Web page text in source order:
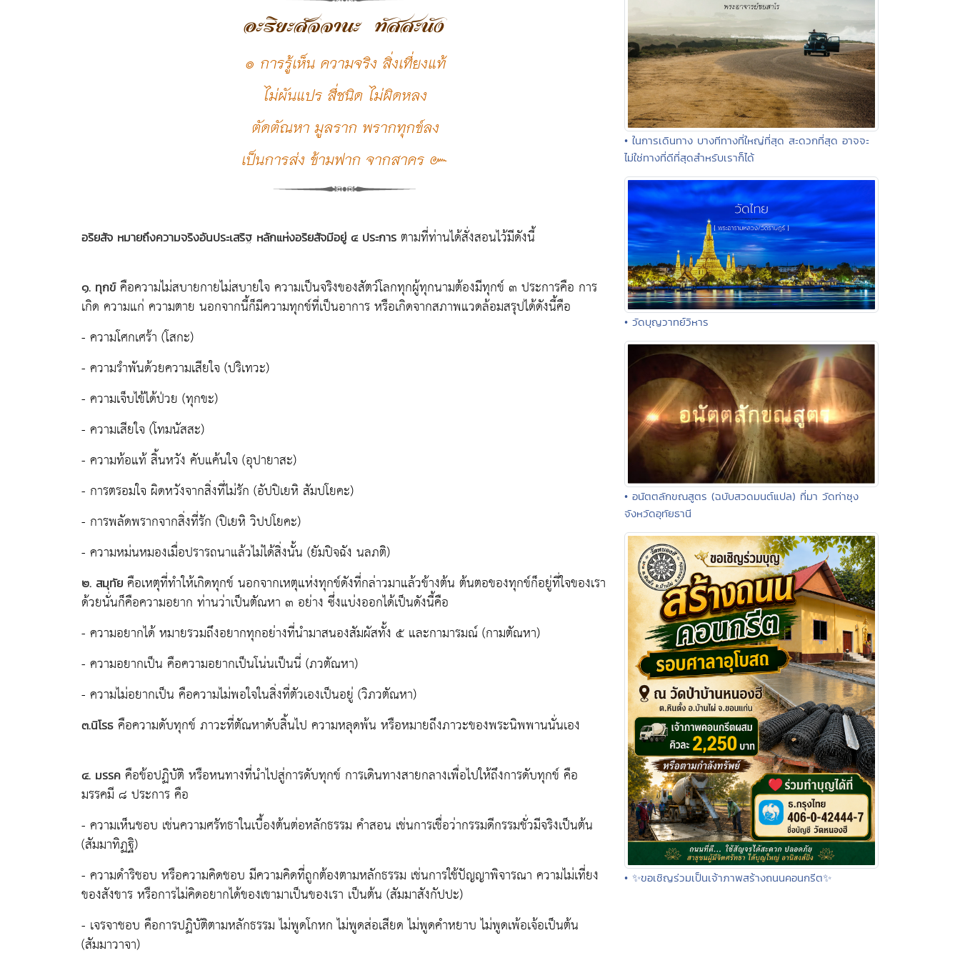
อะริยะสัจจานะ ทัสสะนัง
๏ การรู้เห็น ความจริง สิ่งเที่ยงแท้
ไม่ผันแปร สี่ชนิด ไม่ผิดหลง
ตัดตัณหา มูลราก พรากทุกข์ลง
เป็นการส่ง ข้ามฟาก จากสาคร ๛
อริยสัจ หมายถึงความจริงอันประเสริฐ หลักแห่งอริยสัจมีอยู่ ๔ ประการ ตามที่ท่านได้สั่งสอนไว้มีดังนี้
๑. ทุกข์ คือความไม่สบายกายไม่สบายใจ ความเป็นจริงของสัตว์โลกทุกผู้ทุกนามต้องมีทุกข์ ๓ ประการคือ การ
เกิด ความแก่ ความตาย นอกจากนี้ก็มีความทุกข์ที่เป็นอาการ หรือเกิดจากสภาพแวดล้อมสรุปได้ดังนี้คือ
- ความโศกเศร้า (โสกะ)
- ความรำพันด้วยความเสียใจ (ปริเทวะ)
- ความเจ็บไข้ได้ป่วย (ทุกขะ)
- ความเสียใจ (โทมนัสสะ)
- ความท้อแท้ สิ้นหวัง คับแค้นใจ (อุปายาสะ)
- การตรอมใจ ผิดหวังจากสิ่งที่ไม่รัก (อัปปิเยหิ สัมปโยคะ)
- การพลัดพรากจากสิ่งที่รัก (ปิเยหิ วิปปโยคะ)
- ความหม่นหมองเมื่อปรารถนาแล้วไม่ได้สิ่งนั้น (ยัมปิจฉัง นลภติ)
๒. สมุทัย คือเหตุที่ทำให้เกิดทุกข์ นอกจากเหตุแห่งทุกข์ดังที่กล่าวมาแล้วข้างต้น ต้นตอของทุกข์ก็อยู่ที่ใจของเรา
ด้วยนั่นก็คือความอยาก ท่านว่าเป็นตัณหา ๓ อย่าง ซึ่งแบ่งออกได้เป็นดังนี้คือ
- ความอยากได้ หมายรวมถึงอยากทุกอย่างที่นำมาสนองสัมผัสทั้ง ๕ และกามารมณ์ (กามตัณหา)
- ความอยากเป็น คือความอยากเป็นโน่นเป็นนี่ (ภวตัณหา)
- ความไม่อยากเป็น คือความไม่พอใจในสิ่งที่ตัวเองเป็นอยู่ (วิภวตัณหา)
๓.นิโรธ คือความดับทุกข์ ภาวะที่ตัณหาดับสิ้นไป ความหลุดพ้น หรือหมายถึงภาวะของพระนิพพานนั่นเอง
๔. มรรค คือข้อปฏิบัติ หรือหนทางที่นำไปสู่การดับทุกข์ การเดินทางสายกลางเพื่อไปให้ถึงการดับทุกข์ คือ
มรรคมี ๘ ประการ คือ
- ความเห็นชอบ เช่นความศรัทธาในเบื้องต้นต่อหลักธรรม คำสอน เช่นการเชื่อว่ากรรมดีกรรมชั่วมีจริงเป็นต้น
(สัมมาทิฏฐิ)
- ความดำริชอบ หรือความคิดชอบ มีความคิดที่ถูกต้องตามหลักธรรม เช่นการใช้ปัญญาพิจารณา ความไม่เที่ยง
ของสังขาร หรือการไม่คิดอยากได้ของเขามาเป็นของเรา เป็นต้น (สัมมาสังกัปปะ)
- เจรจาชอบ คือการปฏิบัติตามหลักธรรม ไม่พูดโกหก ไม่พูดส่อเสียด ไม่พูดคำหยาบ ไม่พูดเพ้อเจ้อเป็นต้น
(สัมมาวาจา)
• ในการเดินทาง บางทีทางที่ใหญ่ที่สุด สะดวกที่สุด อาจจะ
ไม่ใช่ทางที่ดีที่สุดสำหรับเราก็ได้
• วัดบุญวาทย์วิหาร
• อนัตตลักขณสูตร (ฉบับสวดมนต์แปล) ที่มา วัดท่าซุง
จังหวัดอุทัยธานี
• ✨ขอเชิญร่วมเป็นเจ้าภาพสร้างถนนคอนกรีต✨